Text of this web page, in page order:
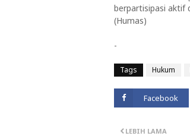
berpartisipasi aktif
(Humas)
-
Tags Hukum
Facebook
LEBIH LAMA